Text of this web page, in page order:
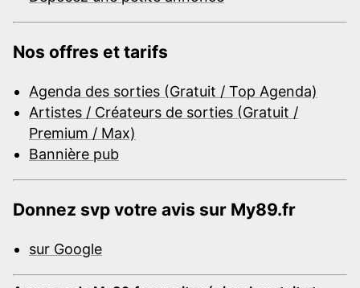
Nos offres et tarifs
Agenda des sorties (Gratuit / Top Agenda)
Artistes / Créateurs de sorties (Gratuit /
Premium / Max)
Bannière pub
Donnez svp votre avis sur My89.fr
sur Google